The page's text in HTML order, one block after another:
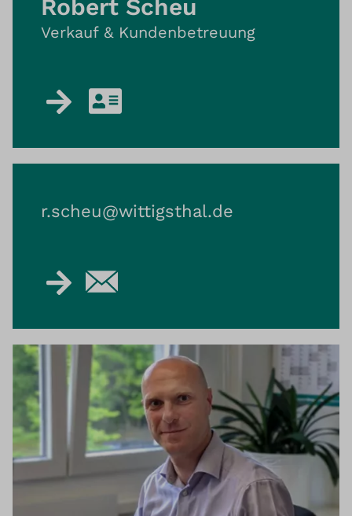
Robert Scheu
Verkauf & Kundenbetreuung
r.scheu@​wittigsthal.de